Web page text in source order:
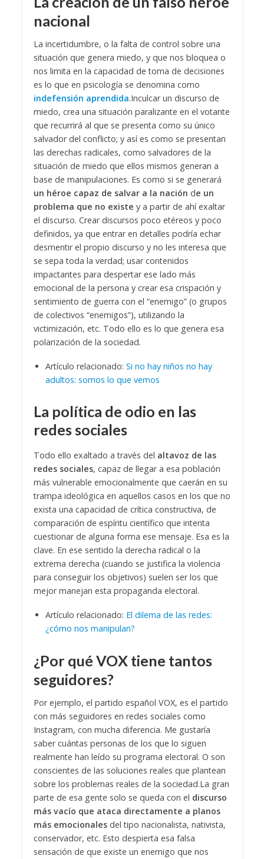
nacional
La incertidumbre, o la falta de control sobre una
situación que genera miedo, y que nos bloquea o
nos limita en la capacidad de toma de decisiones
es lo que en psicología se denomina como
indefensión aprendida.Inculcar un discurso de
miedo, crea una situación paralizante en el votante
que recurrirá al que se presenta como su único
salvador del conflicto; y así es como se presentan
las derechas radicales, como salvadores de la
situación de miedo que ellos mismos generan a
base de manipulaciones. Es como si se generará
un héroe capaz de salvar a la nación de un
problema que no existe y a partir de ahí exaltar
el discurso. Crear discursos poco etéreos y poco
definidos, ya que entrar en detalles podría echar
desmentir el propio discurso y no les interesa que
se sepa toda la verdad; usar contenidos
impactantes para despertar ese lado más
emocional de la persona y crear esa crispación y
sentimiento de guerra con el “enemigo” (o grupos
de colectivos “enemigos”), utilizando la
victimización, etc. Todo ello es lo que genera esa
polarización de la sociedad.
Artículo relacionado: Si no hay niños no hay
adultos: somos lo que vemos
La política de odio en las
redes sociales
Todo ello exaltado a través del altavoz de las
redes sociales, capaz de llegar a esa población
más vulnerable emocionalmente que caerán en su
trampa ideológica en aquellos casos en los que no
exista una capacidad de crítica constructiva, de
comparación de espíritu científico que intenta
cuestionar de alguna forma ese mensaje. Esa es la
clave. En ese sentido la derecha radical o la
extrema derecha (cuando se justifica la violencia
para conseguir los objetivos) suelen ser los que
mejor manejan esta propaganda electoral.
Artículo relacionado: El dilema de las redes:
¿cómo nos manipulan?
¿Por qué VOX tiene tantos
seguidores?
Por ejemplo, el partido español VOX, es el partido
con más seguidores en redes sociales como
Instagram, con mucha diferencia. Me gustaría
saber cuántas personas de los que lo siguen
realmente han leído su programa electoral. O son
conscientes de las soluciones reales que plantean
sobre los problemas reales de la sociedad.La gran
parte de esa gente solo se queda con el discurso
más vacío que ataca directamente a planos
más emocionalesdel tipo nacionalista, nativista,
conservador, etc. Esto despierta esa falsa
sensación de que existe un enemigo que nos